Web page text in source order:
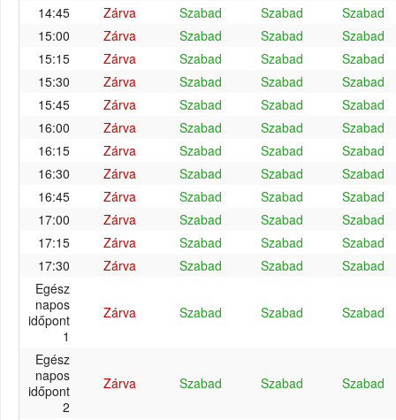
14:45
Zárva Szabad Szabad
Szabad
15:00
Zárva Szabad Szabad
Szabad
15:15
Zárva Szabad Szabad
Szabad
15:30
Zárva Szabad Szabad
Szabad
15:45
Zárva Szabad Szabad
Szabad
16:00
Zárva Szabad Szabad
Szabad
16:15
Zárva Szabad Szabad
Szabad
16:30
Zárva Szabad Szabad
Szabad
16:45
Zárva Szabad Szabad
Szabad
17:00
Zárva Szabad Szabad
Szabad
17:15
Zárva Szabad Szabad
Szabad
17:30
Zárva Szabad Szabad
Szabad
Egész
napos
időpont
1
Zárva Szabad Szabad Szabad
Egész
napos
időpont
2
Zárva Szabad Szabad Szabad